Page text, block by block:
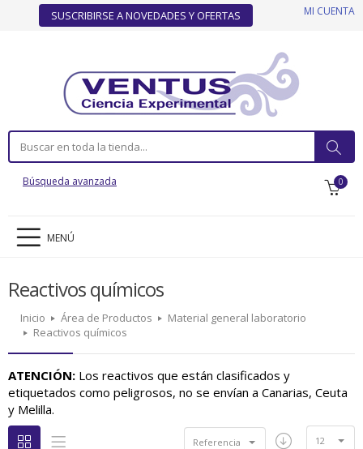
SUSCRIBIRSE A NOVEDADES Y OFERTAS MI CUENTA
Búsqueda avanzada 0
MENÚ
Reactivos químicos
Inicio Área de Productos
Material general laboratorio
Reactivos químicos
ATENCIÓN: Los reactivos que están clasificados y
etiquetados como peligrosos, no se envían a Canarias, Ceuta
y Melilla.
12
Referencia